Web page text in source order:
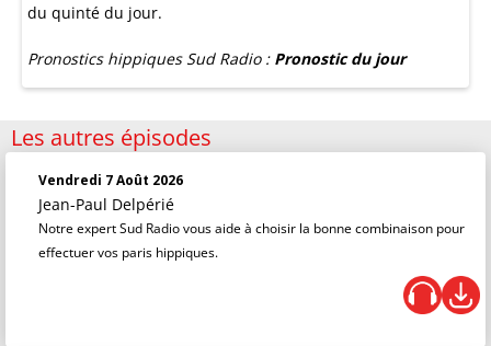
du quinté du jour.
Pronostics hippiques Sud Radio : Pronostic du jour
Les autres épisodes
Vendredi 7 Août 2026
Jean-Paul Delpérié
Notre expert Sud Radio vous aide à choisir la bonne combinaison pour
effectuer vos paris hippiques.